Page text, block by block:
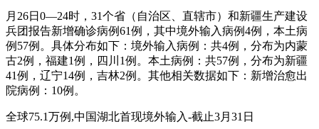
月26日0—24时，31个省（自治区、直辖市）和新疆生产建设
兵团报告新增确诊病例61例，其中境外输入病例4例，本土病
例57例。具体分布如下：境外输入病例：共4例，分布为内蒙
古2例，福建1例，四川1例。本土病例：共57例，分布为新疆
41例，辽宁14例，吉林2例。其他相关数据如下：新增治愈出
院病例：10例。
全球75.1万例,中国湖北首现境外输入-截止3月31日